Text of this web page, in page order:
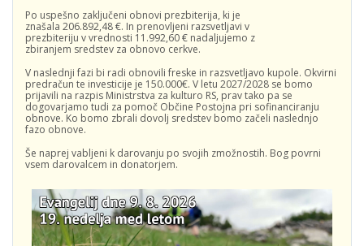
Po uspešno zaključeni obnovi prezbiterija, ki je
znašala 206.892,48 €. In prenovljeni razsvetljavi v
prezbiteriju v vrednosti 11.992,60 € nadaljujemo z
zbiranjem sredstev za obnovo cerkve.
V naslednji fazi bi radi obnovili freske in razsvetljavo kupole. Okvirni
predračun te investicije je 150.000€. V letu 2027/2028 se bomo
prijavili na razpis Ministrstva za kulturo RS, prav tako pa se
dogovarjamo tudi za pomoč Občine Postojna pri sofinanciranju
obnove. Ko bomo zbrali dovolj sredstev bomo začeli naslednjo
fazo obnove.
Še naprej vabljeni k darovanju po svojih zmožnostih. Bog povrni
vsem darovalcem in donatorjem.